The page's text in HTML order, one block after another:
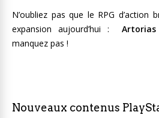
N’oubliez pas que le RPG d’action
expansion aujourd’hui :
manquez pas !
Nouveaux contenus